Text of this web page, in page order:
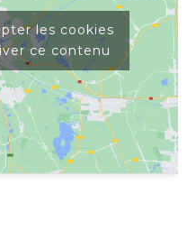
les cookies
ce contenu